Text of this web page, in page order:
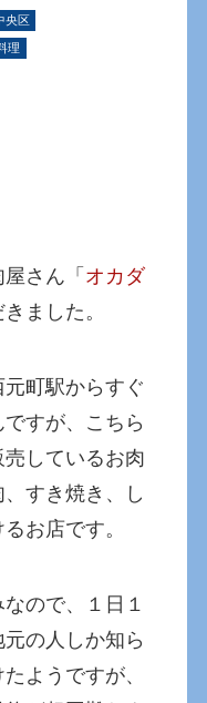
央区
理
さん「 オカダ
ました。
町駅からすぐ
すが、こちら
しているお肉
すき焼き、し
お店です。
ので、１日１
の人しか知ら
ようですが、